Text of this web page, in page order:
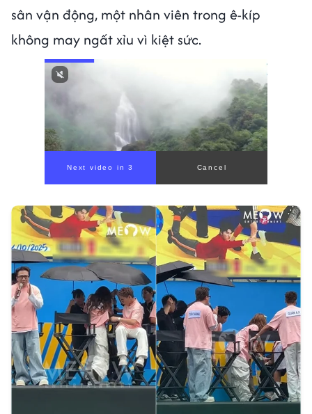
sân vận động, một nhân viên trong ê-kíp
không may ngất xỉu vì kiệt sức.
Next video in 1 Cancel